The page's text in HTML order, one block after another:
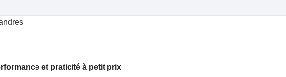
et praticité à petit prix